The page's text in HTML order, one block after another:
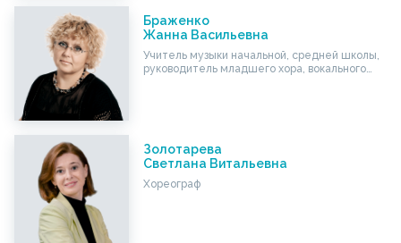
Браженко
Жанна Васильевна
Учитель музыки начальной, средней школы,
руководитель младшего хора, вокального…
Золотарева
Светлана Витальевна
Хореограф